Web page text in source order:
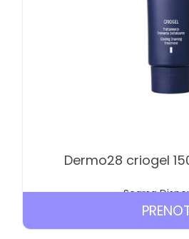
dermo28 criogel
Scarsa